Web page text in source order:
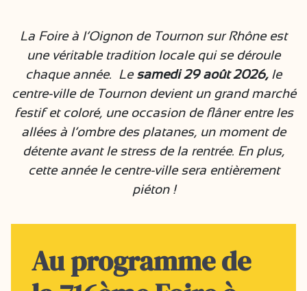
La Foire à l’Oignon de Tournon sur Rhône est
une véritable tradition locale qui se déroule
chaque année. Lesamedi 29 août 2026, le
centre-ville de Tournon devient un grand marché
festif et coloré, une occasion de flâner entre les
allées à l’ombre des platanes, un moment de
détente avant le stress de la rentrée. En plus,
cette année le centre-ville sera entièrement
piéton !
Au programme de